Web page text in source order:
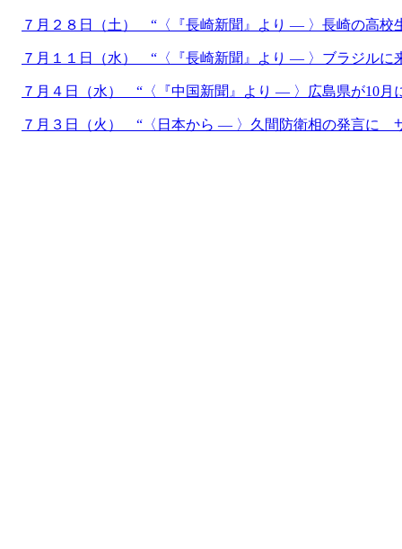
７月２８日（土） “〈『長崎新聞』より ― 〉長崎の高校
７月１１日（水） “〈『長崎新聞』より ― 〉ブラジルに
７月４日（水） “〈『中国新聞』より ― 〉広島県が10月
７月３日（火） “〈日本から ― 〉久間防衛相の発言に